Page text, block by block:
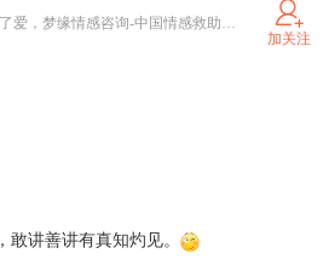
大爱无边，一切为了爱，梦缘情感咨询-中国情感救助标杆品牌，专业 专心 专注婚恋情感咨询11年，梦缘情感是为您解决男女情感问题，婚姻危机处理的专业机构.提供情感咨询,挽回爱情,分离小三,挽救婚姻,帮助女性提升恋爱和婚姻的情商，实现情感自立,携手婚姻家庭咨询师和心理咨询师为当事人提供全方位的服务和建议,为您的爱情婚姻保驾护航!添加私人情感咨询师微信mengyuan1088,解决更多情感难题。关注微信公众号“梦缘情感”获取挽回宝典。
加关注
敢讲善讲有真知灼见。